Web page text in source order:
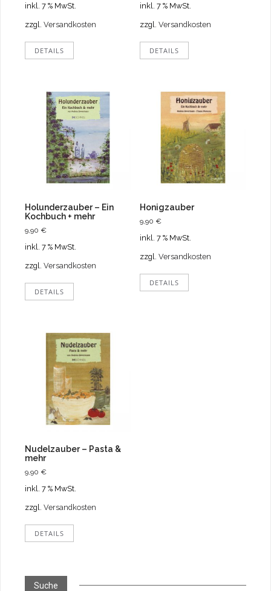
inkl. 7 % MwSt.
zzgl. Versandkosten
DETAILS
inkl. 7 % MwSt.
zzgl.Versandkosten
DETAILS
Holunderzauber – Ein
Kochbuch + mehr
9,90 €
inkl. 7 % MwSt.
zzgl. Versandkosten
DETAILS
Honigzauber
9,90 €
inkl. 7 % MwSt.
zzgl.Versandkosten
DETAILS
Nudelzauber – Pasta &
mehr
9,90 €
inkl. 7 % MwSt.
zzgl. Versandkosten
DETAILS
Suche